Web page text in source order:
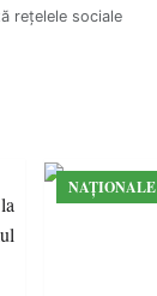
reţelele sociale
NAȚIONALE